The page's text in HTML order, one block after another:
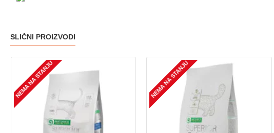
SLIČNI PROIZVODI
NEMA NA STANJU NEMA NA STANJU